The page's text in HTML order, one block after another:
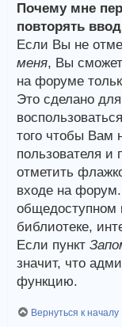
Почему мне
повторять
Если Вы не
меня, Вы
на форуме
Это сделано
того чтобы Вам
пользователя
отметить
входе на форум.
общедоступном
библиотеке,
Если пункт
значит, что
функцию.
Вернуться к началу